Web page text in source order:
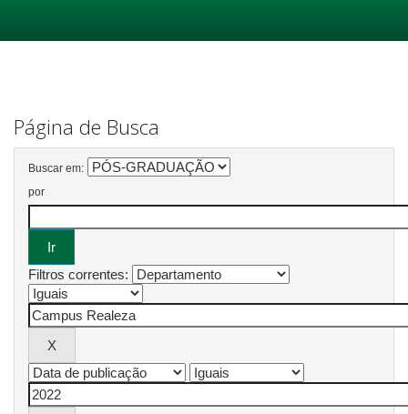
Página de Busca
Buscar em:
por
Filtros correntes: